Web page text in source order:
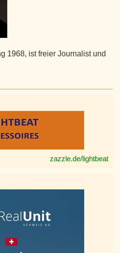
1968, ist freier Journalist und
zazzle.de/lightbeat